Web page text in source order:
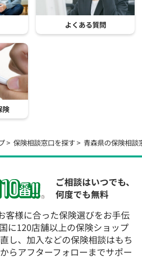
よくある質問
険
保険相談窓口を探す 青森県の保険相談
ご相談はいつでも、
何度でも無料
客様に合った保険選びをお手伝
に120店舗以上の保険ショップ
し、加入などの保険相談はもち
らアフターフォローまでサポー